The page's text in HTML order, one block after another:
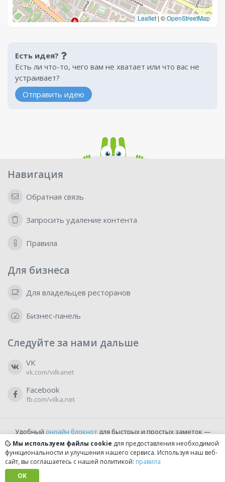
Leaflet | ©OpenStreetMap
Есть идея?
Есть ли что-то, чего вам не хватает или что вас не
устраивает?
Отправить идею
Навигация
Обратная связь
Запросить удаление контента
Правила
Для бизнеса
Для владельцев ресторанов
Бизнес-панель
Следуйте за нами дальше
VK
vk.com/vilkanet
Facebook
fb.com/vilka.net
Удобный онлайн блокнотдля быстрых и простых заметок —
бесплатно и доступно прямо из браузера.
Мы используем файлы cookie для предоставления необходимой
функциональности и улучшения нашего сервиса. Используя наш веб-
сайт, вы соглашаетесь с нашей политикой: правила
OK